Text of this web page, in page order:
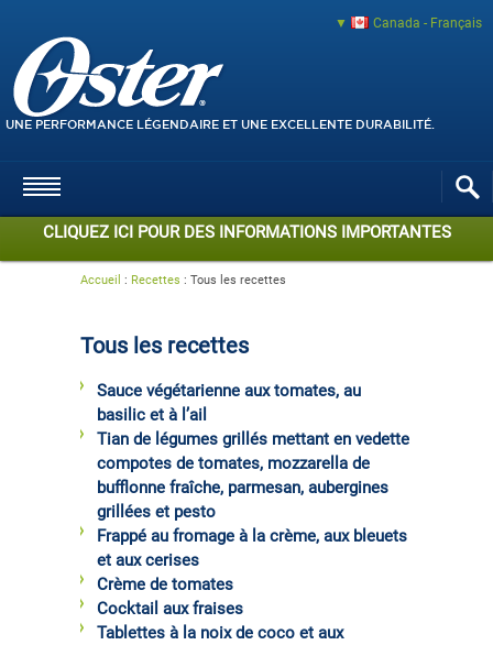
Canada - Français
UNE PERFORMANCE LÉGENDAIRE ET UNE EXCELLENTE DURABILITÉ.
CLIQUEZ ICI POUR DES INFORMATIONS IMPORTANTES
Accueil : Recettes : Tous les recettes
Tous les recettes
Sauce végétarienne aux tomates, au
basilic et à l’ail
Tian de légumes grillés mettant en vedette
compotes de tomates, mozzarella de
bufflonne fraîche, parmesan, aubergines
grillées et pesto
Frappé au fromage à la crème, aux bleuets
et aux cerises
Crème de tomates
Cocktail aux fraises
Tablettes à la noix de coco et aux